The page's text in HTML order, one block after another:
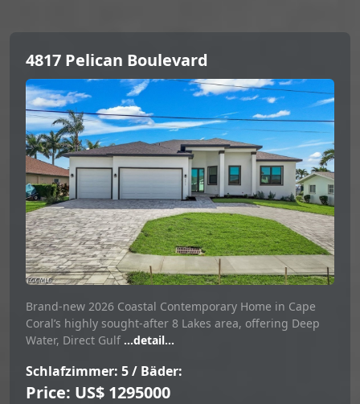
4817 Pelican Boulevard
Brand-new 2026 Coastal Contemporary Home in Cape
Coral’s highly sought-after 8 Lakes area, offering Deep
Water, Direct Gulf ...detail...
Schlafzimmer: 5 / Bäder:
Price: US$ 1295000